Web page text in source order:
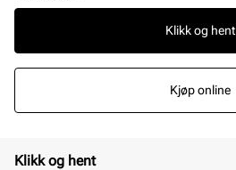
Klikk og hent
Kjøp online
Klikk og hent